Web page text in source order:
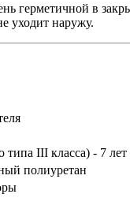
герметичной в
уходит наружу.
III класса) - 7
полиуретан